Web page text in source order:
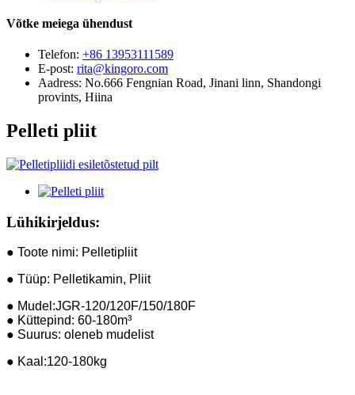
Võtke meiega ühendust
Telefon: +86 13953111589
E-post: rita@kingoro.com
Aadress: No.666 Fengnian Road, Jinani linn, Shandongi
provints, Hiina
Pelleti pliit
Lühikirjeldus:
● Toote nimi: Pelletipliit
● Tüüp: Pelletikamin, Pliit
● Mudel:JGR-120/120F/150/180F
● Küttepind: 60-180m³
● Suurus: oleneb mudelist
● Kaal:120-180kg